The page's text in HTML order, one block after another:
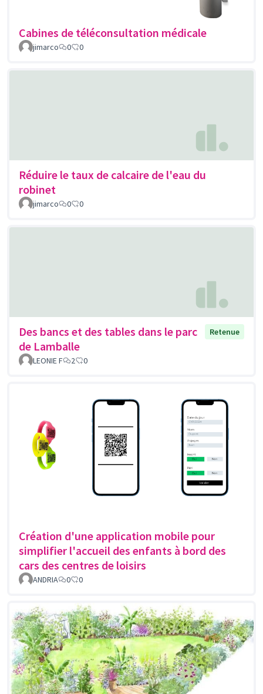
Cabines de téléconsultation médicale
jimarco 0 0
Réduire le taux de calcaire de l'eau du
robinet
jimarco 0 0
Des bancs et des tables dans le parc
de Lamballe
Retenue
LEONIE F 2 0
Création d'une application mobile pour
simplifier l'accueil des enfants à bord des
cars des centres de loisirs
ANDRIA 0 0